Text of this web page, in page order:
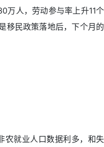
万人，劳动参与率上升11个
移民政策落地后，下个月的
农就业人口数据利多，和失